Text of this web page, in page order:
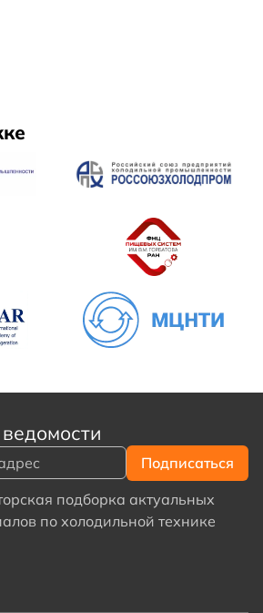
подборка актуальных
по холодильной технике